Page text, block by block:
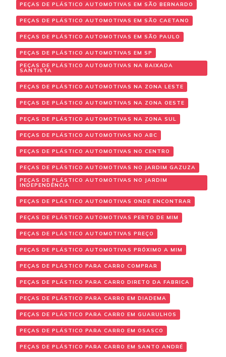
PEÇAS DE PLÁSTICO AUTOMOTIVAS EM SÃO BERNARDO
PEÇAS DE PLÁSTICO AUTOMOTIVAS EM SÃO CAETANO
PEÇAS DE PLÁSTICO AUTOMOTIVAS EM SÃO PAULO
PEÇAS DE PLÁSTICO AUTOMOTIVAS EM SP
PEÇAS DE PLÁSTICO AUTOMOTIVAS NA BAIXADA
SANTISTA
PEÇAS DE PLÁSTICO AUTOMOTIVAS NA ZONA LESTE
PEÇAS DE PLÁSTICO AUTOMOTIVAS NA ZONA OESTE
PEÇAS DE PLÁSTICO AUTOMOTIVAS NA ZONA SUL
PEÇAS DE PLÁSTICO AUTOMOTIVAS NO ABC
PEÇAS DE PLÁSTICO AUTOMOTIVAS NO CENTRO
PEÇAS DE PLÁSTICO AUTOMOTIVAS NO JARDIM GAZUZA
PEÇAS DE PLÁSTICO AUTOMOTIVAS NO JARDIM
INDEPENDÊNCIA
PEÇAS DE PLÁSTICO AUTOMOTIVAS ONDE ENCONTRAR
PEÇAS DE PLÁSTICO AUTOMOTIVAS PERTO DE MIM
PEÇAS DE PLÁSTICO AUTOMOTIVAS PREÇO
PEÇAS DE PLÁSTICO AUTOMOTIVAS PRÓXIMO A MIM
PEÇAS DE PLÁSTICO PARA CARRO COMPRAR
PEÇAS DE PLÁSTICO PARA CARRO DIRETO DA FABRICA
PEÇAS DE PLÁSTICO PARA CARRO EM DIADEMA
PEÇAS DE PLÁSTICO PARA CARRO EM GUARULHOS
PEÇAS DE PLÁSTICO PARA CARRO EM OSASCO
PEÇAS DE PLÁSTICO PARA CARRO EM SANTO ANDRÉ